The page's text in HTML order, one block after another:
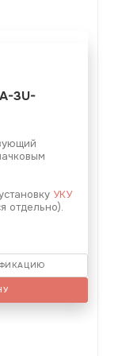
3U-
УКУ
отдельно).